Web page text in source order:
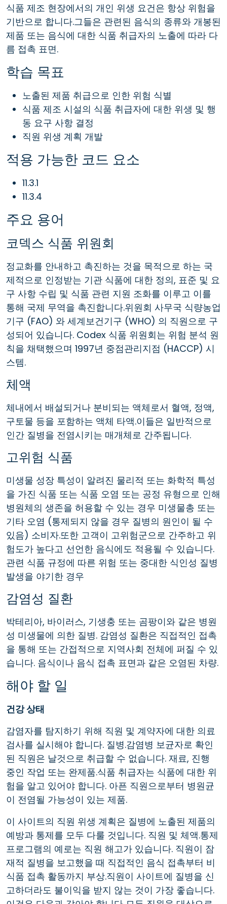
식품 제조 현장에서의 개인 위생 요건은 항상 위험을
기반으로 합니다.그들은 관련된 음식의 종류와 개봉된
제품 또는 음식에 대한 식품 취급자의 노출에 따라 다
름 접촉 표면.
학습 목표
노출된 제품 취급으로 인한 위험 식별
식품 제조 시설의 식품 취급자에 대한 위생 및 행
동 요구 사항 결정
직원 위생 계획 개발
적용 가능한 코드 요소
11.3.1
11.3.4
주요 용어
코덱스 식품 위원회
정교화를 안내하고 촉진하는 것을 목적으로 하는 국
제적으로 인정받는 기관 식품에 대한 정의, 표준 및 요
구 사항 수립 및 식품 관련 지원 조화를 이루고 이를
통해 국제 무역을 촉진합니다.위원회 사무국 식량농업
기구 (FAO) 와 세계보건기구 (WHO) 의 직원으로 구
성되어 있습니다. Codex 식품 위원회는 위험 분석 원
칙을 채택했으며 1997년 중점관리지점 (HACCP) 시
스템.
체액
체내에서 배설되거나 분비되는 액체로서 혈액, 정액,
구토물 등을 포함하는 액체 타액.이들은 일반적으로
인간 질병을 전염시키는 매개체로 간주됩니다.
고위험 식품
미생물 성장 특성이 알려진 물리적 또는 화학적 특성
을 가진 식품 또는 식품 오염 또는 공정 유형으로 인해
병원체의 생존을 허용할 수 있는 경우 미생물총 또는
기타 오염 (통제되지 않을 경우 질병의 원인이 될 수
있음) 소비자.또한 고객이 고위험군으로 간주하고 위
험도가 높다고 선언한 음식에도 적용될 수 있습니다.
관련 식품 규정에 따른 위험 또는 중대한 식인성 질병
발생을 야기한 경우
감염성 질환
박테리아, 바이러스, 기생충 또는 곰팡이와 같은 병원
성 미생물에 의한 질병. 감염성 질환은 직접적인 접촉
을 통해 또는 간접적으로 지역사회 전체에 퍼질 수 있
습니다. 음식이나 음식 접촉 표면과 같은 오염된 차량.
해야 할 일
건강 상태
감염자를 탐지하기 위해 직원 및 계약자에 대한 의료
검사를 실시해야 합니다. 질병.감염병 보균자로 확인
된 직원은 날것으로 취급할 수 없습니다. 재료, 진행
중인 작업 또는 완제품.식품 취급자는 식품에 대한 위
험을 알고 있어야 합니다. 아픈 직원으로부터 병원균
이 전염될 가능성이 있는 제품.
이 사이트의 직원 위생 계획은 질병에 노출된 제품의
예방과 통제를 모두 다룰 것입니다. 직원 및 체액.통제
프로그램의 예로는 직원 해고가 있습니다. 직원이 잠
재적 질병을 보고했을 때 직접적인 음식 접촉부터 비
식품 접촉 활동까지 부상.직원이 사이트에 질병을 신
고하더라도 불이익을 받지 않는 것이 가장 좋습니다.